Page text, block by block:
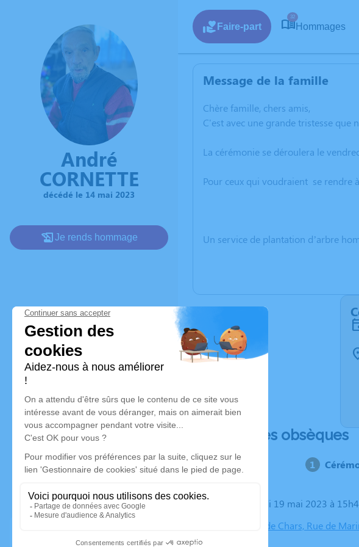
André
CORNETTE
décédé le 14 mai 2023
Je rends hommage
Faire-part
32
Hommages
Message de la famille
Chère famille, chers amis,
C'est avec une grande tristesse que
La cérémonie se déroulera le
Pour ceux qui voudraient se rendre
Un service de plantation d’arbre
Déroulé des obsèques
Le vendredi 19 mai 2023 à
Cimetière de Chars, Rue de